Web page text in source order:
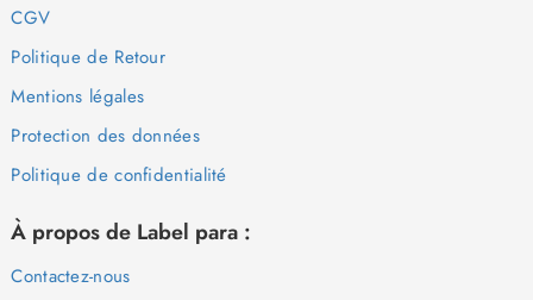
CGV
Politique de Retour
Mentions légales
Protection des données
Politique de confidentialité
À propos de Label para :
Contactez-nous